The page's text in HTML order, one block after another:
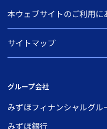
本ウェブサイトのご利用に
サイトマップ
グループ会社
みずほフィナンシャルグル
みずほ銀行